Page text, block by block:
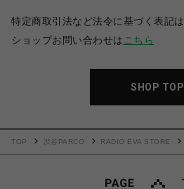
特定商取引法など法令に基づく表記は
ショップお問い合わせは こちら
SHOP TOP
TOP 渋谷PARCO RADIO EVA STORE